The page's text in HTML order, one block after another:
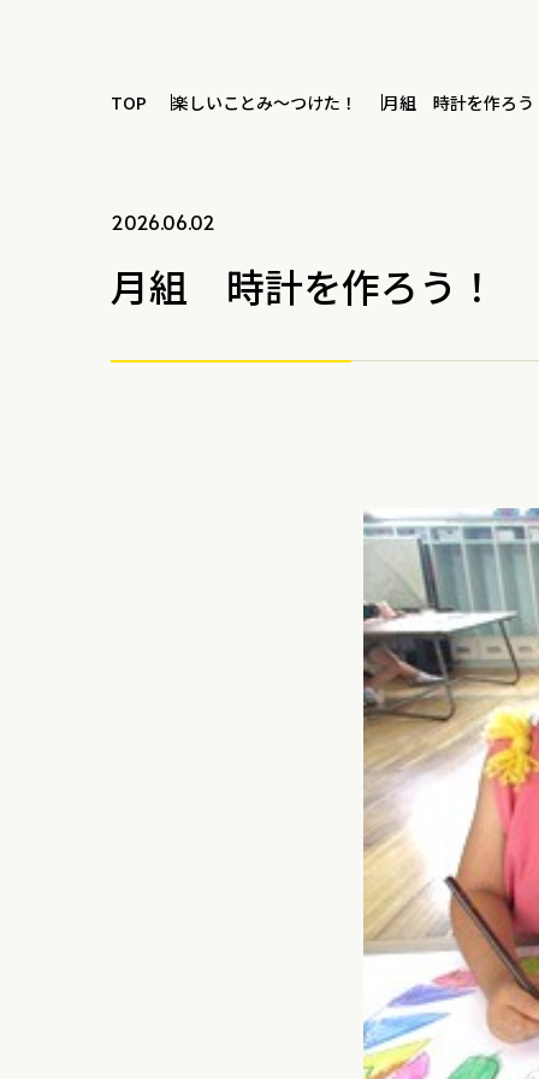
TOP 楽しいことみ～つけた！ 月組 時計を作ろう
2026.06.02
月組 時計を作ろう！